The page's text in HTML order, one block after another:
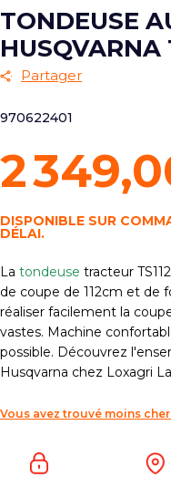
TONDEUSE
HUSQVARNA
Partager
970622401
2
DISPONIBLE SUR
DÉLAI.
La tondeuse tracteur
de coupe de 112cm et de
réaliser facilement la
vastes. Machine
possible. Découvrez
Husqvarna chez Loxagri
Vous avez trouvé moins